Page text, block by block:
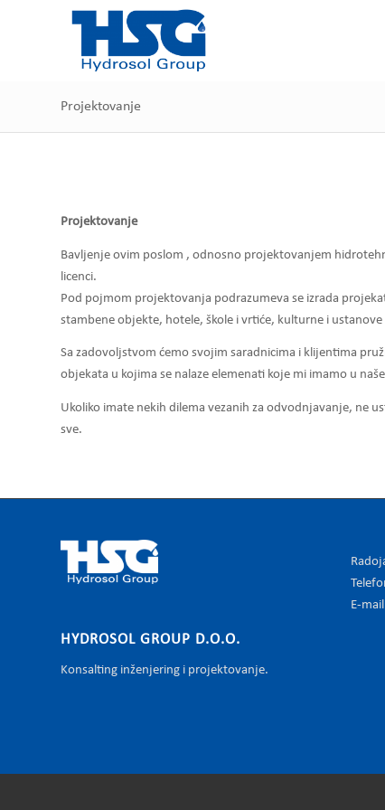
Projektovanje
Projektovanje
Bavljenje ovim poslom , odnosno projektovanjem
licenci.
Pod pojmom projektovanja podrazumeva se izrada
stambene objekte, hotele, škole i vrtiće, kulturne i
Sa zadovoljstvom ćemo svojim saradnicima i klijentima
objekata u kojima se nalaze elemenati koje mi imamo u
Ukoliko imate nekih dilema vezanih za odvodnjavanje, ne
sve.
HYDROSOL GROUP D.O.O.
Konsalting inženjering i projektovanje.
E-